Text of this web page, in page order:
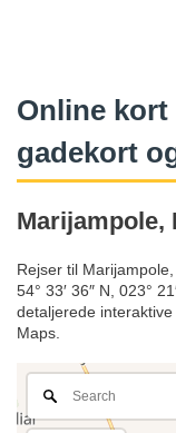
Online kort
gadekort
Marijampole,
Rejser til
54° 33′ 36″ N, 023°
detaljerede
Maps.